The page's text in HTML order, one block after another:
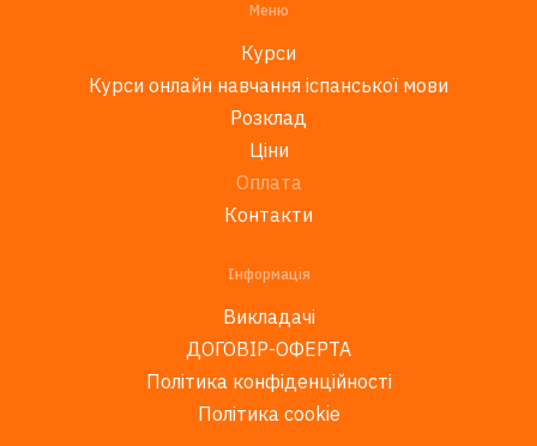
Меню
Курси
Курси онлайн навчання іспанської мови
Розклад
Ціни
Оплата
Контакти
Інформація
Викладачі
ДОГОВІР-ОФЕРТА
Політика конфіденційності
Політика cookie